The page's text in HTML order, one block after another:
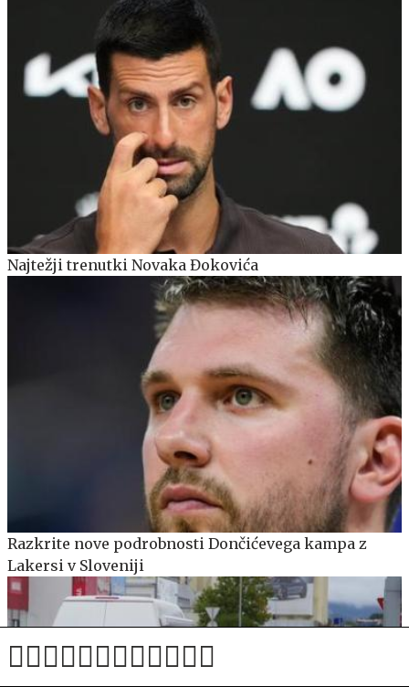
Najtežji trenutki Novaka Đokovića
Razkrite nove podrobnosti Dončićevega kampa z
Lakersi v Sloveniji